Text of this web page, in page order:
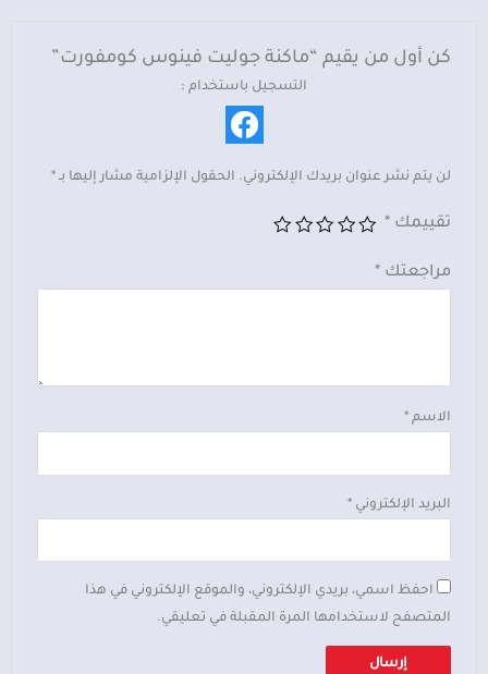
كن أول من يقيم “ماكنة جوليت فينوس كومفورت”
التسجيل باستخدام :
لن يتم نشر عنوان بريدك الإلكتروني. الحقول الإلزامية مشار إليها بـ*
تقييمك *
مراجعتك *
الاسم*
البريد الإلكتروني *
احفظ اسمي، بريدي الإلكتروني، والموقع الإلكتروني في هذا
المتصفح لاستخدامها المرة المقبلة في تعليقي.